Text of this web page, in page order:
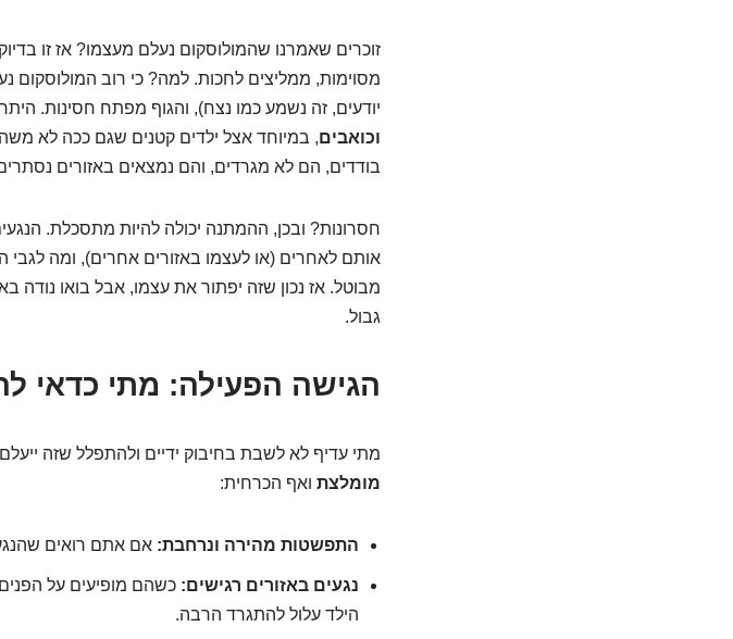
זוכרים שאמרנו שהמולוסקום נעלם מעצמו? אז זו
מסוימות, ממליצים לחכות. למה? כי רוב המולוסקום
יודעים, זה נשמע כמו נצח), והגוף מפתח חסינות.
וכואבים, במיוחד אצל ילדים קטנים שגם ככה לא
בודדים, הם לא מגרדים, והם נמצאים באזורים
חסרונות? ובכן, ההמתנה יכולה להיות מתסכלת.
אותם לאחרים (או לעצמו באזורים אחרים), ומה
מבוטל. אז נכון שזה יפתור את עצמו, אבל בואו נודה
גבול.
הגישה הפעילה: מתי כדאי
מתי עדיף לא לשבת בחיבוק ידיים ולהתפלל שזה
מומלצת ואף הכרחית:
התפשטות מהירה ונרחבת: אם אתם רואים
נגעים באזורים רגישים: כשהם מופיעים על
הילד עלול להתגרד הרבה.